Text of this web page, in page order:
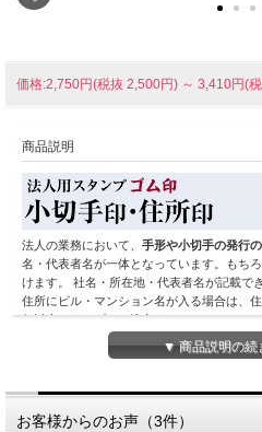
価格:2,750円(税抜 2,500円) ～ 3,410円(
商品説明
法人の業務において、 手形や小切手の発行
名・代表者名が一体となっています。もち
けます。 社名・所在地・代表者名が記載で
住所にビル・マンション名が入る場合は、
行以上のタイプをご注文ください。
彫刻内容については、規定はございません
▼ 商品説明の
お客様からのお声（3件）